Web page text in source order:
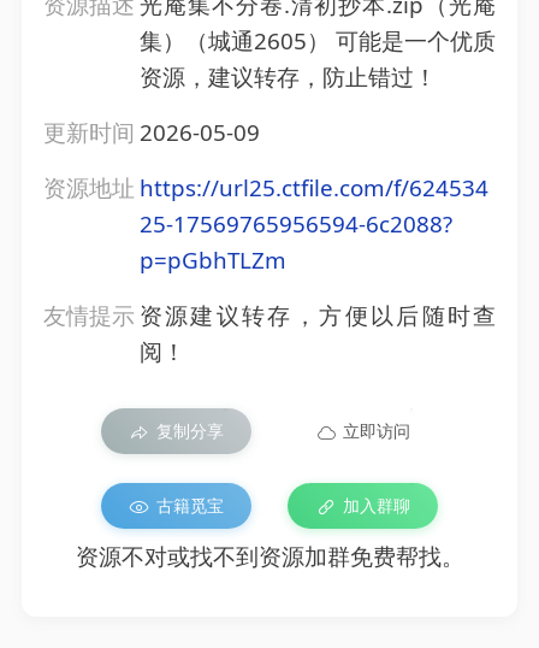
集）（城通2605） 可能是一个优质
资源，建议转存，防止错过！
更新时间 2026-05-09
资源地址 https://url25.ctfile.com/f/624534
25-17569765956594-6c2088?
p=pGbhTLZm
友情提示 资源建议转存，方便以后随时查
阅！
复制分享 立即访问
古籍觅宝 加入群聊
资源不对或找不到资源加群免费帮找。